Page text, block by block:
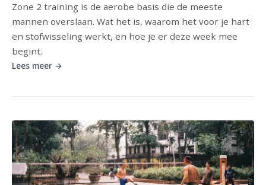
Zone 2 training is de aerobe basis die de meeste
mannen overslaan. Wat het is, waarom het voor je hart
en stofwisseling werkt, en hoe je er deze week mee
begint.
Lees meer →